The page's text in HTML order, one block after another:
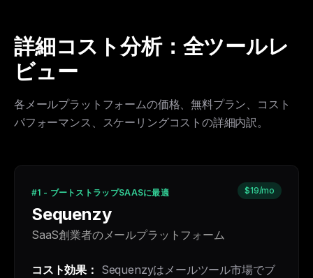
詳細コスト分析：全ツールレ
ビュー
各メールプラットフォームの価格、無料プラン、コスト
パフォーマンス、スケーリングコストの詳細内訳。
#1 - ブートストラップSAASに最適
Sequenzy
SaaS創業者のメールプラットフォーム
$19/mo
コスト効果： Sequenzyはメールツール市場でブ